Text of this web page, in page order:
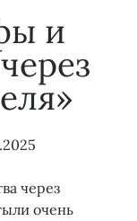
и
через
очень